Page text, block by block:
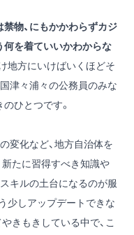
物、にもかかわらずカジ
何を着ていいかわからな
地方にいけばいくほどそ
津々浦々の公務員のみな
ひとつです。
変化など、地方自治体を
たに習得すべき知識や
キルの土台になるのが服
少しアップデートできな
きもきしている中で、こ